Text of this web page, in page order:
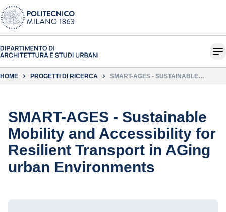
HOME PROGETTI DI RICERCA
SMART-AGES - SUSTAINABLE
SMART-AGES - Sustainable
Mobility and Accessibility for
Resilient Transport in AGing
urban Environments